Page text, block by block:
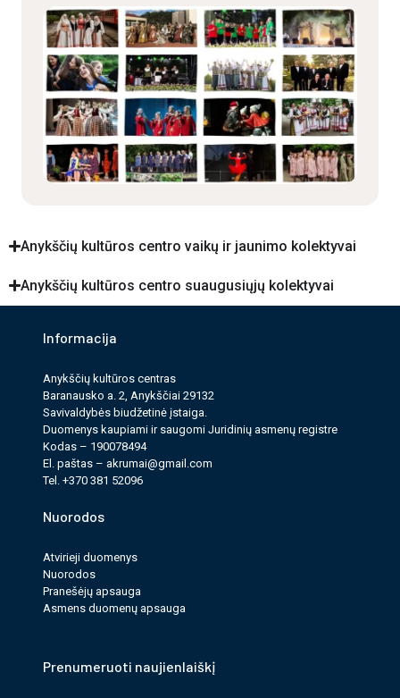
Anykščių kultūros centro vaikų ir jaunimo kolektyvai
Anykščių kultūros centro suaugusiųjų kolektyvai
Informacija
Anykščių kultūros cen­tras
Baranausko a. 2, Anykščiai 29132
Savi­valdy­bės biudžet­inė įstaiga.
Duomenys kau­pi­ami ir saugomi Juri­dinių asmenų reg­istre
Kodas – 190078494
El. paš­tas – akrumai@gmail.com
Tel. +370 381 52096
Nuorodos
Atvirieji duomenys
Nuorodos
Pranešėjų apsauga
Asmens duomenų apsauga
Prenumeruoti naujienlaiškį